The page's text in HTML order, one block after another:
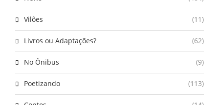
Vilões (11)
Livros ou Adaptações? (62)
No Ônibus (9)
Poetizando (113)